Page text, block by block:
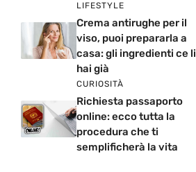
LIFESTYLE
Crema antirughe per il
viso, puoi prepararla a
casa: gli ingredienti ce li
hai già
CURIOSITÀ
Richiesta passaporto
online: ecco tutta la
procedura che ti
semplificherà la vita